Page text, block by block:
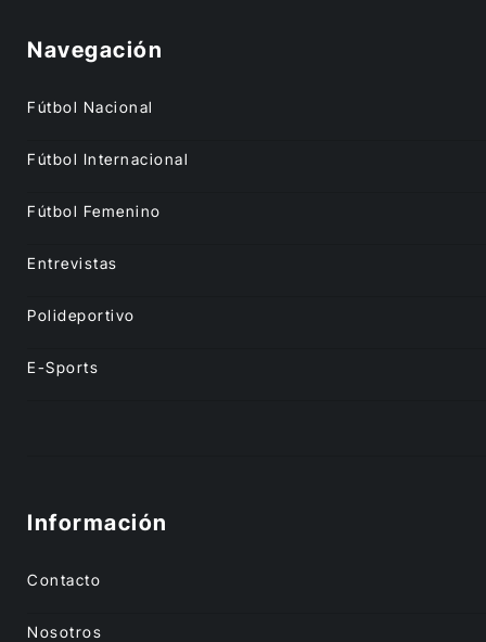
Navegación
Fútbol Nacional
Fútbol Internacional
Fútbol Femenino
Entrevistas
Polideportivo
E-Sports
Información
Contacto
Nosotros